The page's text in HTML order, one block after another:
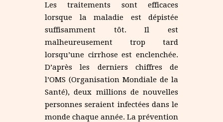
Les traitements sont efficaces
lorsque la maladie est dépistée
suffisamment tôt. Il est
malheureusement trop tard
lorsqu’une cirrhose est enclenchée.
D’après les derniers chiffres de
l’OMS (Organisation Mondiale de la
Santé), deux millions de nouvelles
personnes seraient infectées dans le
monde chaque année. La prévention